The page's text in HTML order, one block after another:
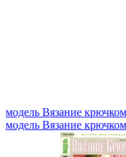
модель Вязание
модель Вязание